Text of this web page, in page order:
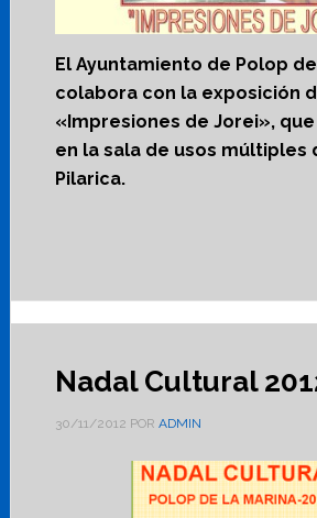
El Ayuntamiento de Polop
colabora con la exposición
«Impresiones de Jorei»,
en la sala de usos múltiples
Pilarica.
Nadal Cultural
30/11/2012 POR ADMIN